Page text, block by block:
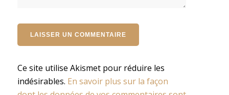
Ce site utilise Akismet pour réduire les
indésirables. En savoir plus sur la façon